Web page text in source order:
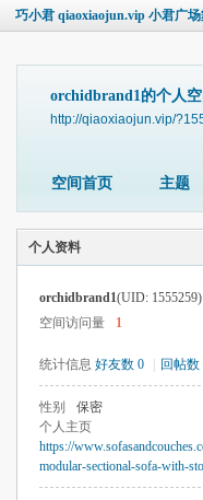
巧小君 qiaoxiaojun.vip 小君广
orchidbrand1的个人空
http://qiaoxiaojun.vip/
空间首页 主题
个人资料
orchidbrand1(UID: 1555259)
空间访问量
1
统计信息 好友数 0 回帖数
性别 保密
个人主页
https://
modular-sectional-sofa-with-